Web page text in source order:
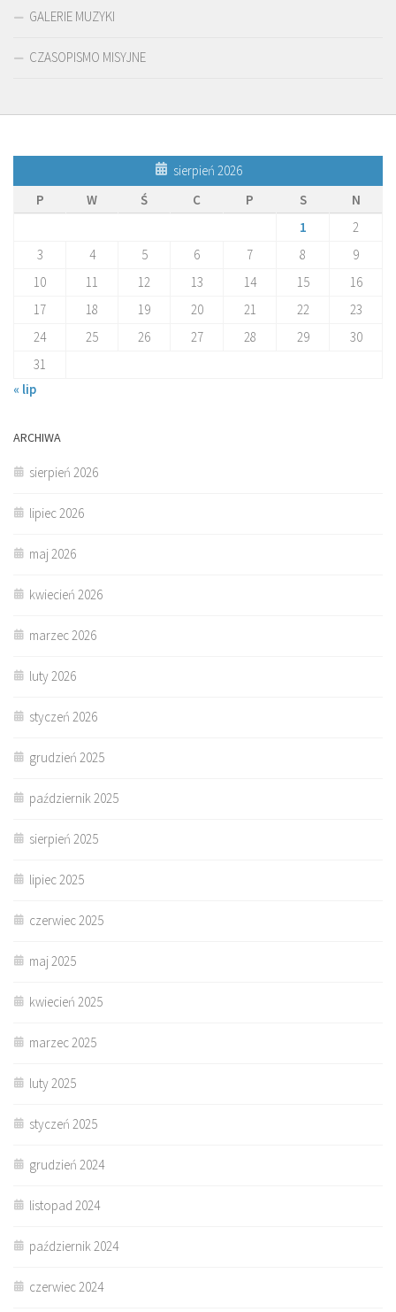
GALERIE MUZYKI
CZASOPISMO MISYJNE
sierpień 2026
P
W Ś C P S
N
1
2
3
4 5 6 7 8
9
10
11 12 13 14 15
16
17
18 19 20 21 22
23
24
25 26 27 28 29
30
31
« lip
ARCHIWA
sierpień 2026
lipiec 2026
maj 2026
kwiecień 2026
marzec 2026
luty 2026
styczeń 2026
grudzień 2025
październik 2025
sierpień 2025
lipiec 2025
czerwiec 2025
maj 2025
kwiecień 2025
marzec 2025
luty 2025
styczeń 2025
grudzień 2024
listopad 2024
październik 2024
czerwiec 2024